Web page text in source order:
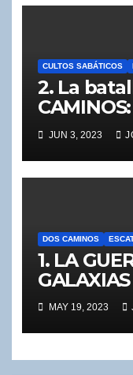
CULTOS SABÁTICOS
2. La
JUN 3, 2023
DOS CAMINOS
1. LA
EL MAL,
Dragón,
MAY 19, 2023